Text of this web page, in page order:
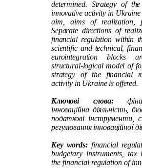
determined. Strategy of
innovative activity in
aim, aims of realization,
Separate directions of
financialregulation within
scientific and technical,
eurointegration blocks
structural-logical model of
strategy of the financial
activity in Ukraine is offered.
Ключові слова:
інноваційна діяльність,
податкові інструменти,
регулювання інноваційної
Key words: financial
budgetary instruments, tax
the financial regulation of